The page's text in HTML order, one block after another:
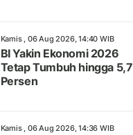
Kamis , 06 Aug 2026, 14:40 WIB
BI Yakin Ekonomi 2026
Tetap Tumbuh hingga 5,7
Persen
Kamis , 06 Aug 2026, 14:36 WIB